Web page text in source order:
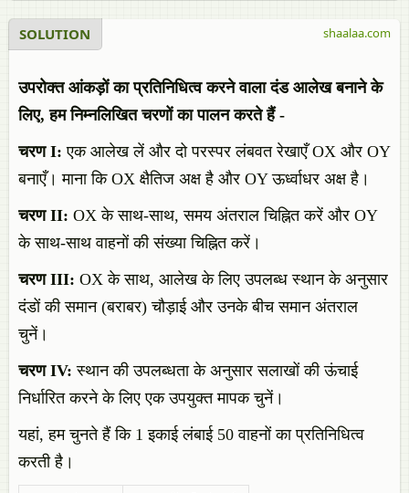
SOLUTION
उपरोक्त आंकड़ों का प्रतिनिधित्व करने वाला दंड आलेख बनाने के
लिए, हम निम्नलिखित चरणों का पालन करते हैं -
चरण I: एक आलेख लें और दो परस्पर लंबवत रेखाएँ OX और OY
बनाएँ। माना कि OX क्षैतिज अक्ष है और OY ऊर्ध्वाधर अक्ष है।
चरण II: OX के साथ-साथ, समय अंतराल चिह्नित करें और OY
के साथ-साथ वाहनों की संख्या चिह्नित करें।
चरण III: OX के साथ, आलेख के लिए उपलब्ध स्थान के अनुसार
दंडों की समान (बराबर) चौड़ाई और उनके बीच समान अंतराल
चुनें।
चरण IV: स्थान की उपलब्धता के अनुसार सलाखों की ऊंचाई
निर्धारित करने के लिए एक उपयुक्त मापक चुनें।
यहां, हम चुनते हैं कि 1 इकाई लंबाई 50 वाहनों का प्रतिनिधित्व
करती है।
shaalaa.com